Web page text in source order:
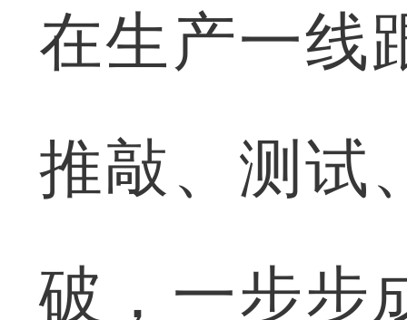
在生产一线
推敲、测试
破，一步步